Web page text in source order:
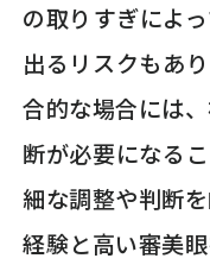
の取りすぎによ
出るリスクもあ
合的な場合には
断が必要になる
細な調整や判断
経験と高い審美